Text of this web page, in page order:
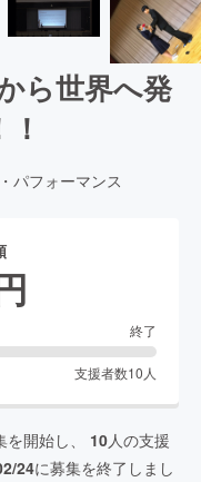
ら世界へ発
パフォーマンス
終了
支援者数10 人
を開始し、 10人の支援
24に募集を終了しまし